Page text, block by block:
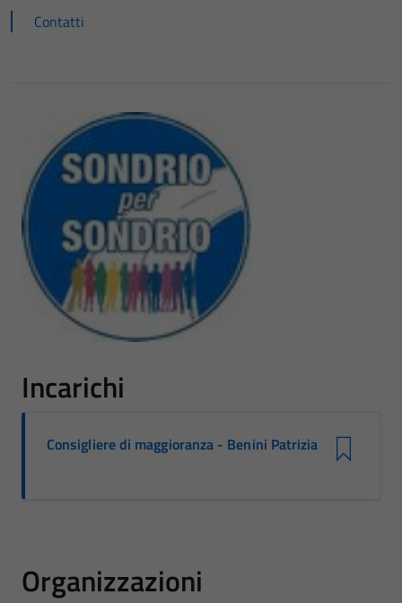
Contatti
Incarichi
Consigliere di maggioranza - Benini Patrizia
Organizzazioni